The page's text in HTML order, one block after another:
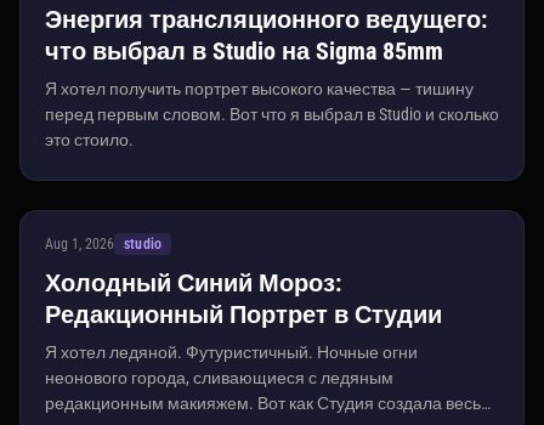
Энергия трансляционного ведущего:
что выбрал в Studio на Sigma 85mm
Я хотел получить портрет высокого качества — тишину
перед первым словом. Вот что я выбрал в Studio и сколько
это стоило.
Aug 1, 2026 studio
Холодный Синий Мороз:
Редакционный Портрет в Студии
Я хотел ледяной. Футуристичный. Ночные огни
неонового города, сливающиеся с ледяным
редакционным макияжем. Вот как Студия создала весь